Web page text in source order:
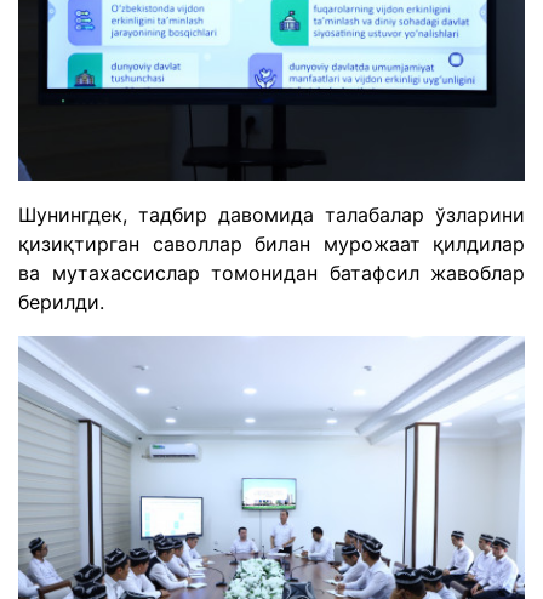
Шунингдек, тадбир давомида талабалар ўзларини
қизиқтирган саволлар билан мурожаат қилдилар
ва мутахассислар томонидан батафсил жавоблар
берилди.